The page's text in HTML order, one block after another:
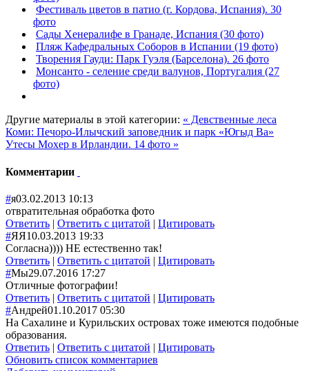
Фестиваль цветов в патио (г. Кордова, Испания). 30
фото
Сады Хенералифе в Гранаде, Испания (30 фото)
Пляж Кафедральных Соборов в Испании (19 фото)
Творения Гауди: Парк Гуэля (Барселона). 26 фото
Монсанто - селение среди валунов, Португалия (27
фото)
Другие материалы в этой категории: « Девственные леса
Коми: Печоро-Илычский заповедник и парк «Югыд Ва»
Утесы Мохер в Ирландии. 14 фото »
Комментарии
#я03.02.2013 10:13
отвратительная обработка фото
Ответить | Ответить с цитатой | Цитировать
#ЯЯ10.03.2013 19:33
Согласна)))) НЕ естественно так!
Ответить | Ответить с цитатой | Цитировать
#Мы29.07.2016 17:27
Отличные фотографии!
Ответить | Ответить с цитатой | Цитировать
#Андрей01.10.2017 05:30
На Сахалине и Курильских островах тоже имеются подобные
образования.
Ответить | Ответить с цитатой | Цитировать
Обновить список комментариев